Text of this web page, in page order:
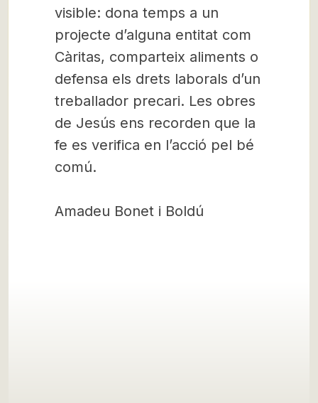
visible: dona temps a un
projecte d’alguna entitat com
Càritas, comparteix aliments o
defensa els drets laborals d’un
treballador precari. Les obres
de Jesús ens recorden que la
fe es verifica en l’acció pel bé
comú.
Amadeu Bonet i Boldú